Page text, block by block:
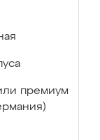
премиум